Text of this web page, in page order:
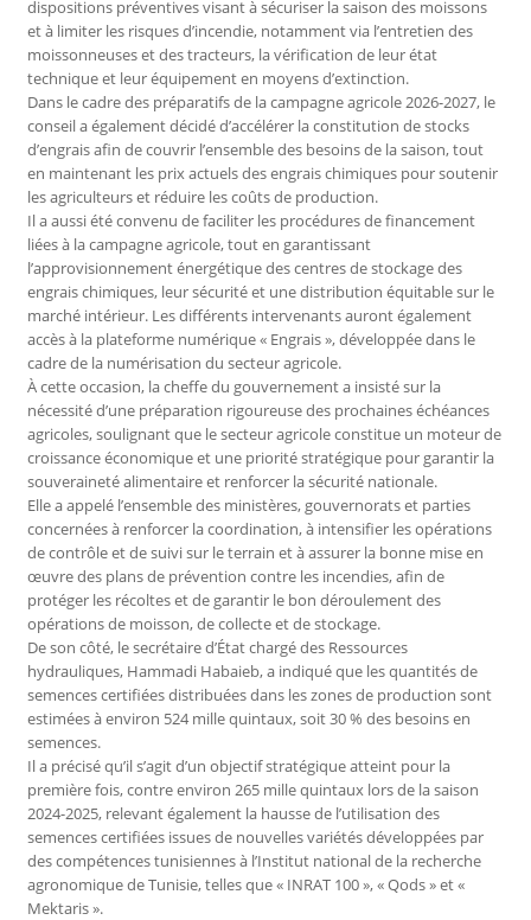
dispositions préventives visant à sécuriser la saison des moissons
et à limiter les risques d’incendie, notamment via l’entretien des
moissonneuses et des tracteurs, la vérification de leur état
technique et leur équipement en moyens d’extinction.
Dans le cadre des préparatifs de la campagne agricole 2026-2027, le
conseil a également décidé d’accélérer la constitution de stocks
d’engrais afin de couvrir l’ensemble des besoins de la saison, tout
en maintenant les prix actuels des engrais chimiques pour soutenir
les agriculteurs et réduire les coûts de production.
Il a aussi été convenu de faciliter les procédures de financement
liées à la campagne agricole, tout en garantissant
l’approvisionnement énergétique des centres de stockage des
engrais chimiques, leur sécurité et une distribution équitable sur le
marché intérieur. Les différents intervenants auront également
accès à la plateforme numérique « Engrais », développée dans le
cadre de la numérisation du secteur agricole.
À cette occasion, la cheffe du gouvernement a insisté sur la
nécessité d’une préparation rigoureuse des prochaines échéances
agricoles, soulignant que le secteur agricole constitue un moteur de
croissance économique et une priorité stratégique pour garantir la
souveraineté alimentaire et renforcer la sécurité nationale.
Elle a appelé l’ensemble des ministères, gouvernorats et parties
concernées à renforcer la coordination, à intensifier les opérations
de contrôle et de suivi sur le terrain et à assurer la bonne mise en
œuvre des plans de prévention contre les incendies, afin de
protéger les récoltes et de garantir le bon déroulement des
opérations de moisson, de collecte et de stockage.
De son côté, le secrétaire d’État chargé des Ressources
hydrauliques, Hammadi Habaieb, a indiqué que les quantités de
semences certifiées distribuées dans les zones de production sont
estimées à environ 524 mille quintaux, soit 30 % des besoins en
semences.
Il a précisé qu’il s’agit d’un objectif stratégique atteint pour la
première fois, contre environ 265 mille quintaux lors de la saison
2024-2025, relevant également la hausse de l’utilisation des
semences certifiées issues de nouvelles variétés développées par
des compétences tunisiennes à l’Institut national de la recherche
agronomique de Tunisie, telles que « INRAT 100 », « Qods » et «
Mektaris ».